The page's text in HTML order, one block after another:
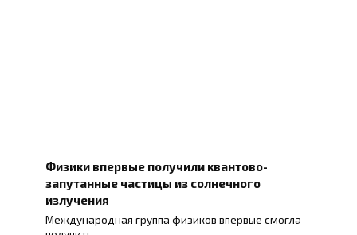
Физики впервые получили квантово-
запутанные частицы из солнечного
излучения
Международная группа физиков впервые смогла